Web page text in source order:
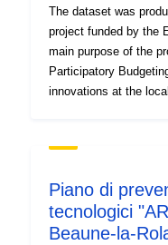
è la versione di:
Tipo:
The dataset was
project funded by the
main purpose of the
Participatory
innovations at the
Polish, Portuguese,
NewsAPI
keywords appearing
different languages)
Piano di
tecnologici
Beaune-la-